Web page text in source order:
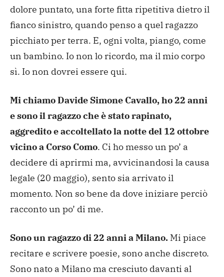
dolore puntato, una forte fitta ripetitiva dietro il
fianco sinistro, quando penso a quel ragazzo
picchiato per terra. E, ogni volta, piango, come
un bambino. Io non lo ricordo, ma il mio corpo
sì. Io non dovrei essere qui.
Mi chiamo Davide Simone Cavallo, ho 22 anni
e sono il ragazzo che è stato rapinato,
aggredito e accoltellato la notte del 12 ottobre
vicino a Corso Como. Ci ho messo un po’ a
decidere di aprirmi ma, avvicinandosi la causa
legale (20 maggio), sento sia arrivato il
momento. Non so bene da dove iniziare perciò
racconto un po’ di me.
Sono un ragazzo di 22 anni a Milano. Mi piace
recitare e scrivere poesie, sono anche discreto.
Sono nato a Milano ma cresciuto davanti al